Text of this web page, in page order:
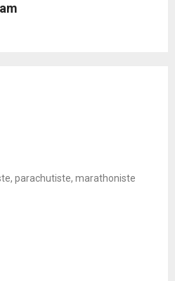
parachutiste, marathoniste